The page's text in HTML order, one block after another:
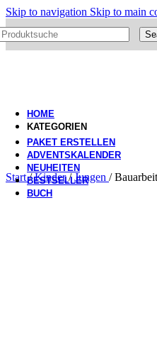
Skip to navigation Skip to main
HOME
KATEGORIEN
PAKET ERSTELLEN
ADVENTSKALENDER
NEUHEITEN
BESTSELLER
BUCH
Start/ Kinder/ Jungen /